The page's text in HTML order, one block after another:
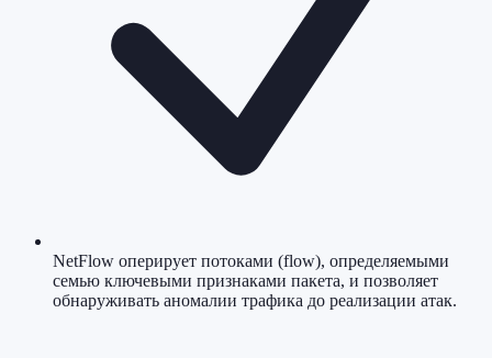
NetFlow оперирует потоками (flow), определяемыми
семью ключевыми признаками пакета, и позволяет
обнаруживать аномалии трафика до реализации атак.